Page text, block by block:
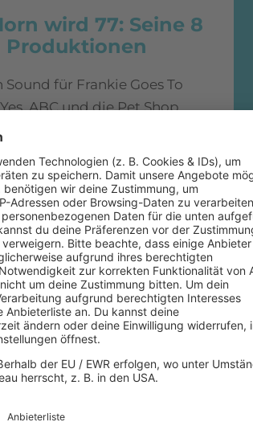
wird 77: Seine 8
Produktionen
Sound für Frankie Goes To
ABC und die Pet Shop
blicken wir auf die
schrieb.